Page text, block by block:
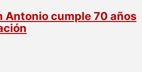
Antonio cumple 70 años